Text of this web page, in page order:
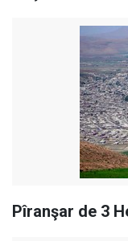
Pîranşar de 3